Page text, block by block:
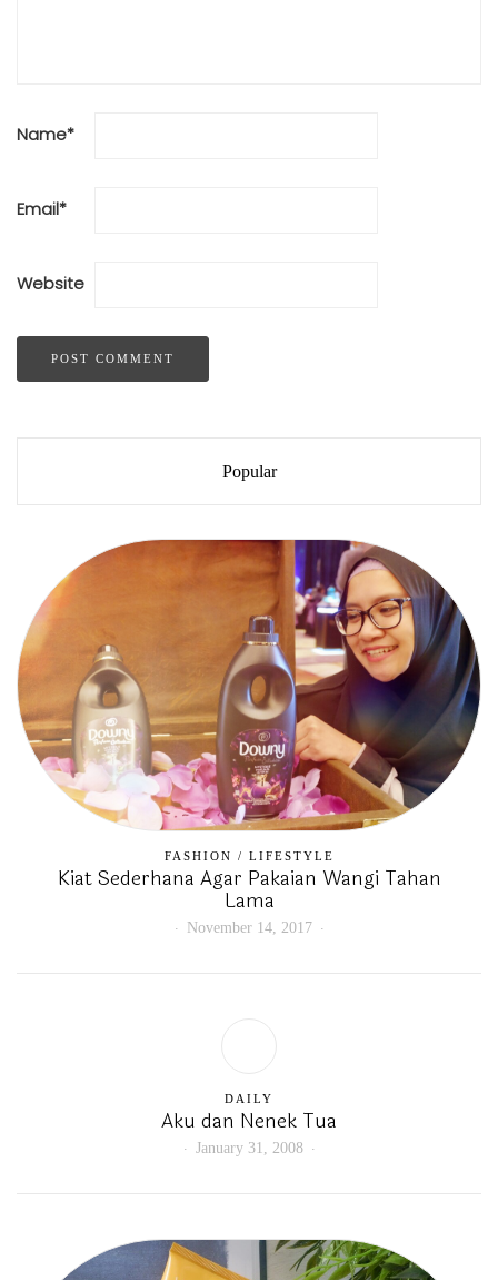
Name*
Email*
Website
Popular
FASHION / LIFESTYLE
Kiat Sederhana Agar Pakaian Wangi Tahan
Lama
November 14, 2017
DAILY
Aku dan Nenek Tua
January 31, 2008